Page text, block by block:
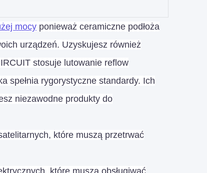
mocy ponieważ ceramiczne podłoża
urządzeń. Uzyskujesz również
stosuje lutowanie reflow
spełnia rygorystyczne standardy. Ich
niezawodne produkty do
które muszą przetrwać